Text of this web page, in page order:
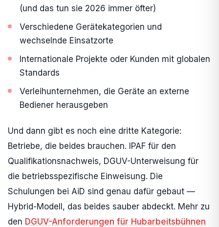
(und das tun sie 2026 immer öfter)
Verschiedene Gerätekategorien und
wechselnde Einsatzorte
Internationale Projekte oder Kunden mit globalen
Standards
Verleihunternehmen, die Geräte an externe
Bediener herausgeben
Und dann gibt es noch eine dritte Kategorie:
Betriebe, die beides brauchen. IPAF für den
Qualifikationsnachweis, DGUV-Unterweisung für
die betriebsspezifische Einweisung. Die
Schulungen bei AiD sind genau dafür gebaut —
Hybrid-Modell, das beides sauber abdeckt. Mehr zu
den DGUV-Anforderungen für Hubarbeitsbühnen